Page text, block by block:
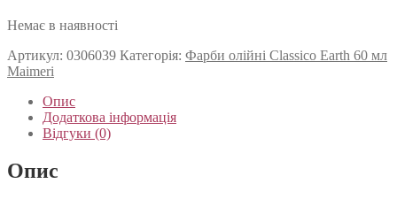
Немає в наявності
Артикул: 0306039 Категорія: Фарби олійні Classico Earth 60 мл
Maimeri
Опис
Додаткова інформація
Відгуки (0)
Опис